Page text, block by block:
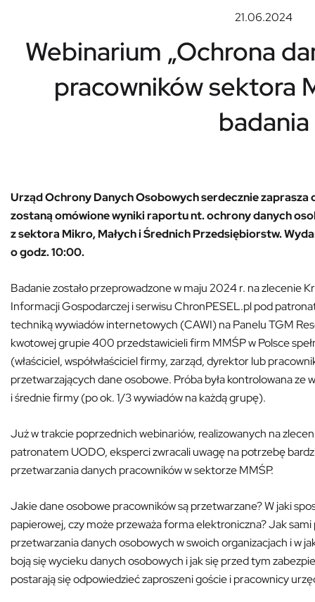
21.06.2024
Webinarium „Ochrona
pracowników sektora
badania
Urząd Ochrony Danych Osobowych serdecznie zaprasza
zostaną omówione wyniki raportu nt. ochrony danych
z sektora Mikro, Małych i Średnich Przedsiębiorstw.
o godz. 10:00.
Badanie zostało przeprowadzone w maju 2024 r. na zlecenie
Informacji Gospodarczej i serwisu ChronPESEL.pl pod
techniką wywiadów internetowych (CAWI) na Panelu TGM
kwotowej grupie 400 przedstawicieli firm MMŚP w Polsce
(właściciel, współwłaściciel firmy, zarząd, dyrektor lub
przetwarzających dane osobowe. Próba była kontrolowana ze
i średnie firmy (po ok. 1/3 wywiadów na każdą grupę).
Już w trakcie poprzednich webinariów, realizowanych na
patronatem UODO, eksperci zwracali uwagę na potrzebę
przetwarzania danych pracowników w sektorze MMŚP.
Jakie dane osobowe pracowników są przetwarzane? W jaki
papierowej, czy może przeważa forma elektroniczna? Jak
przetwarzania danych osobowych w swoich organizacjach i w
boją się wycieku danych osobowych i jak się przed tym
postarają się odpowiedzieć zaproszeni goście i pracownicy